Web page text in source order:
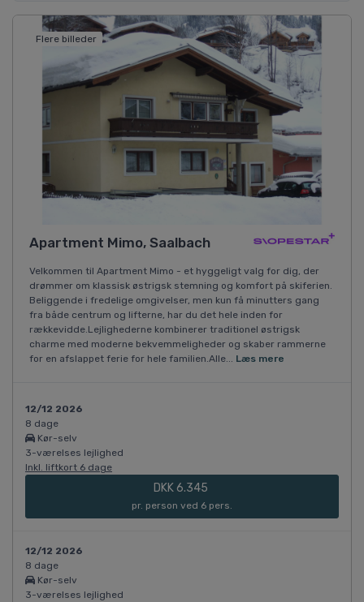
Flere billeder
Apartment Mimo, Saalbach
Velkommen til Apartment Mimo - et hyggeligt valg for dig, der
drømmer om klassisk østrigsk stemning og komfort på skiferien.
Beliggende i fredelige omgivelser, men kun få minutters gang
fra både centrum og lifterne, har du det hele inden for
rækkevidde.Lejlighederne kombinerer traditionel østrigsk
charme med moderne bekvemmeligheder og skaber rammerne
for en afslappet ferie for hele familien.Alle... Læs mere
12/12 2026
8 dage
Kør-selv
3-værelses lejlighed
Inkl. liftkort 6 dage
DKK 6.345
pr. person ved 6 pers.
12/12 2026
8 dage
Kør-selv
3-værelses lejlighed